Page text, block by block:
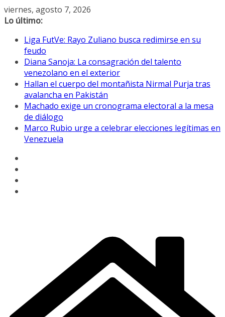
Saltar
al
viernes, agosto 7, 2026
Lo último:
Liga FutVe: Rayo Zuliano busca redimirse en su
feudo
Diana Sanoja: La consagración del talento
venezolano en el exterior
Hallan el cuerpo del montañista Nirmal Purja tras
avalancha en Pakistán
Machado exige un cronograma electoral a la mesa
de diálogo
Marco Rubio urge a celebrar elecciones legítimas en
Venezuela